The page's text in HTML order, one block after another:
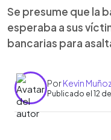
Se presume que la
esperaba a sus
bancarias para
PorKevin
Publicado el 12